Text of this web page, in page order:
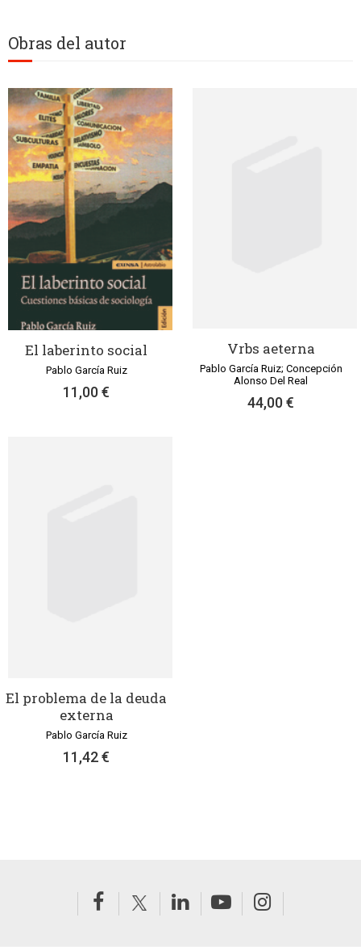
Obras del autor
El laberinto social
Pablo García Ruiz
11,00 €
Vrbs aeterna
Pablo García Ruiz; Concepción
Alonso Del Real
44,00 €
El problema de la deuda
externa
Pablo García Ruiz
11,42 €